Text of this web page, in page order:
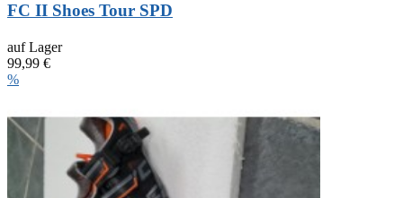
FC II Shoes Tour SPD
auf Lager
99,99 €
%